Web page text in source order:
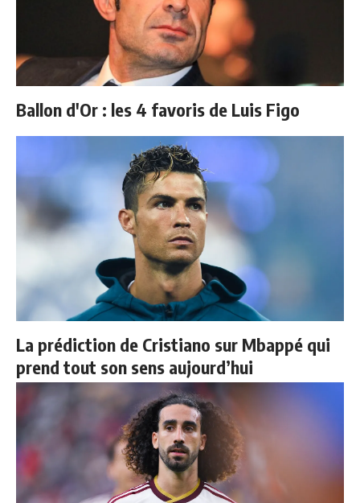
Ballon d'Or : les 4 favoris de Luis Figo
La prédiction de Cristiano sur Mbappé qui
prend tout son sens aujourd’hui